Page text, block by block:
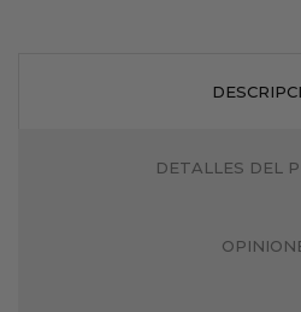
DETALLES DEL